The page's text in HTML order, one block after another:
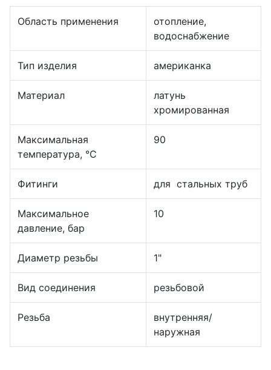
Область применения
отопление,
водоснабжение
Тип изделия американка
Материал
латунь
хромированная
Максимальная
температура, °С
90
Фитинги для стальных труб
Максимальное
давление, бар
10
Диаметр резьбы 1"
Вид соединения резьбовой
Резьба
внутренняя/
наружная